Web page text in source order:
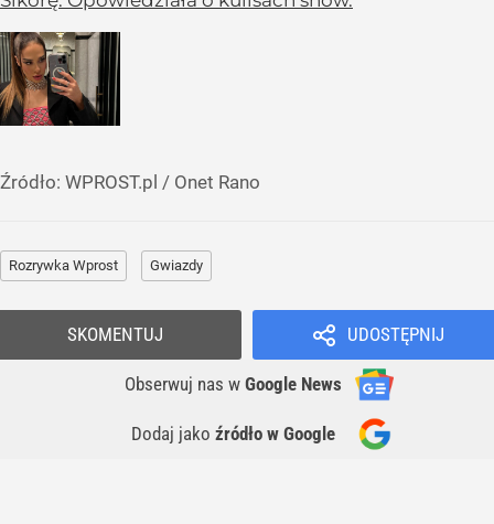
Źródło: WPROST.pl / Onet Rano
Rozrywka Wprost Gwiazdy
UDOSTĘPNIJ
Obserwuj nas w Google News
Dodaj jako źródło w Google
SKOMENTUJ